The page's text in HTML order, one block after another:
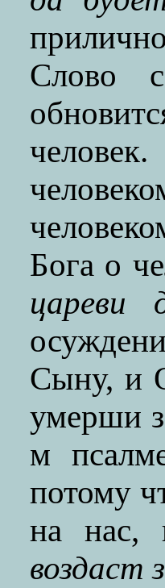
Слово
Бога о
цареви
Сыну, и
умерши
м
потому
на нас,
воздаст